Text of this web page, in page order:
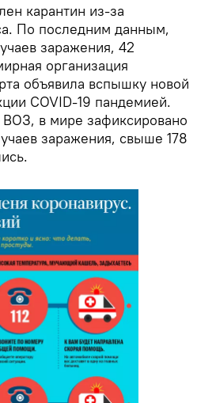
карантин из-за
По последним данным,
заражения, 42
организация
объявила вспышку новой
COVID-19 пандемией.
в мире зафиксировано
заражения, свыше 178